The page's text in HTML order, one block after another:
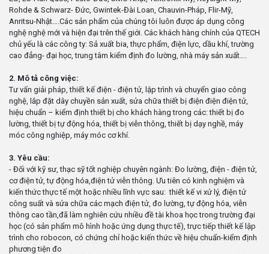
Rohde & Schwarz- Đức, Gwintek-Đài Loan, Chauvin-Pháp, Flir-Mỹ,
Anritsu-Nhật….Các sản phẩm của chúng tôi luôn được áp dụng công
nghệ nghệ mới và hiện đại trên thế giới. Các khách hàng chính của QTECH
chủ yếu là các công ty: Sả xuất bia, thực phẩm, điện lực, dầu khí, trường
cao đẳng- đại học, trung tâm kiểm định đo lường, nhà máy sản xuất….
2. Mô tả công việc:
Tư vấn giải pháp, thiết kế điện - điện tử, lập trình và chuyển giao công
nghệ, lắp đặt dây chuyền sản xuất, sửa chữa thiết bị điện điện điện tử,
hiệu chuẩn – kiểm định thiết bị cho khách hàng trong các: thiết bị đo
lường, thiết bị tự động hóa, thiết bị viễn thông, thiết bị dạy nghề, máy
móc công nghiệp, máy móc cơ khí.
3. Yêu cầu:
- Đối với kỹ sư, thạc sỹ tốt nghiệp chuyên ngành: Đo lường, điện - điện tử,
cơ điện tử, tự động hóa,điện tử viễn thông. Ưu tiên có kinh nghiệm và
kiến thức thực tế một hoặc nhiều lĩnh vực sau: thiết kế vi xử lý, điện tử
công suất và sửa chữa các mạch điện tử, đo lường, tự động hóa, viễn
thông cao tần,đã làm nghiên cứu nhiều đề tài khoa học trong trường đại
học (có sản phẩm mô hình hoặc ứng dụng thực tế), trực tiếp thiết kế lập
trình cho robocon, có chứng chỉ hoặc kiến thức về hiệu chuẩn-kiểm định
phương tiện đo